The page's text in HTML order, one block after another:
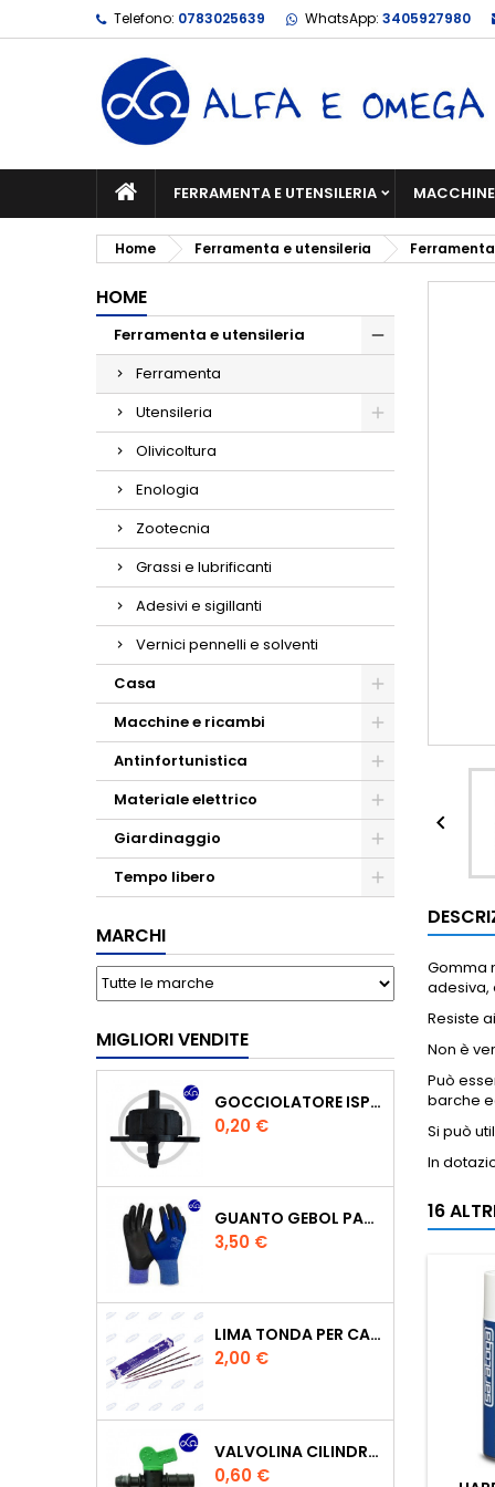
Telefono: 0783025639 WhatsApp: 3405927980
FERRAMENTA E UTENSILERIA
Home Ferramenta e utensileria Ferramenta
HOME
Ferramenta e utensileria
Ferramenta
Utensileria
Olivicoltura
Enologia
Zootecnia
Grassi e lubrificanti
Adesivi e sigillanti
Vernici pennelli e solventi
Casa
Macchine e ricambi
Antinfortunistica
Materiale elettrico
Giardinaggio
Tempo libero
MARCHI
MIGLIORI VENDITE
GOCCIOLATORE ISPEZIONABILE 4 L/H
Prezzo
0,20 €
GUANTO GEBOL PACIFIC - TG.10 709553 -
Prezzo
3,50 €
LIMA TONDA PER CATENA MOTOSEGA VALLORBE 3/16
Prezzo
2,00 €
VALVOLINA CILINDRO DI DERIVAZIONE CON PORTAGOMMA IN POLIPROPILENE- Ø MM.16
Prezzo
0,60 €

Gomma
adesiva,
Resiste
Non è
Può
barche
Si può
In
16